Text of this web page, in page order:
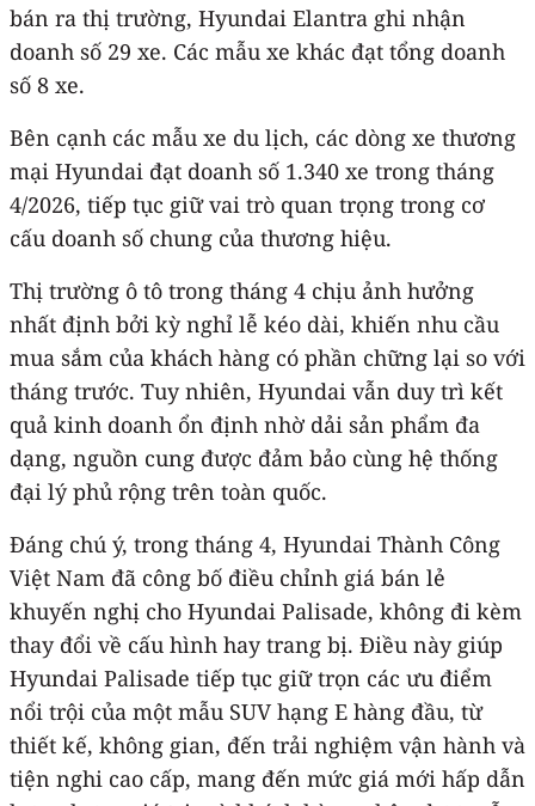
bán ra thị trường, Hyundai Elantra ghi nhận
doanh số 29 xe. Các mẫu xe khác đạt tổng doanh
số 8 xe.
Bên cạnh các mẫu xe du lịch, các dòng xe thương
mại Hyundai đạt doanh số 1.340 xe trong tháng
4/2026, tiếp tục giữ vai trò quan trọng trong cơ
cấu doanh số chung của thương hiệu.
Thị trường ô tô trong tháng 4 chịu ảnh hưởng
nhất định bởi kỳ nghỉ lễ kéo dài, khiến nhu cầu
mua sắm của khách hàng có phần chững lại so với
tháng trước. Tuy nhiên, Hyundai vẫn duy trì kết
quả kinh doanh ổn định nhờ dải sản phẩm đa
dạng, nguồn cung được đảm bảo cùng hệ thống
đại lý phủ rộng trên toàn quốc.
Đáng chú ý, trong tháng 4, Hyundai Thành Công
Việt Nam đã công bố điều chỉnh giá bán lẻ
khuyến nghị cho Hyundai Palisade, không đi kèm
thay đổi về cấu hình hay trang bị. Điều này giúp
Hyundai Palisade tiếp tục giữ trọn các ưu điểm
nổi trội của một mẫu SUV hạng E hàng đầu, từ
thiết kế, không gian, đến trải nghiệm vận hành và
tiện nghi cao cấp, mang đến mức giá mới hấp dẫn